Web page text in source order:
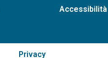
Accessibilità
Privacy